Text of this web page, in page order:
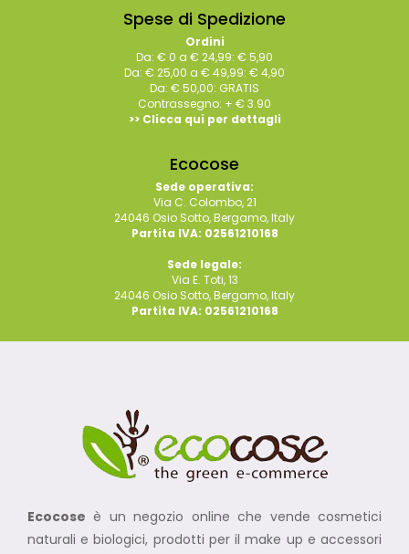
Spese di Spedizione
Ordini
Da: € 0 a € 24,99: € 5,90
Da: € 25,00 a € 49,99: € 4,90
Da: € 50,00: GRATIS
Contrassegno: + € 3.90
>> Clicca qui per dettagli
Ecocose
Sede operativa:
Via C. Colombo, 21
24046 Osio Sotto, Bergamo, Italy
Partita IVA: 02561210168
Sede legale:
Via E. Toti, 13
24046 Osio Sotto, Bergamo, Italy
Partita IVA: 02561210168
Ecocose è un negozio online che vende cosmetici
naturali e biologici, prodotti per il make up e accessori